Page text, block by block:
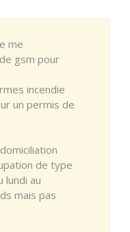
me
gsm pour
incendie
un permis de
de type
lundi au
mais pas